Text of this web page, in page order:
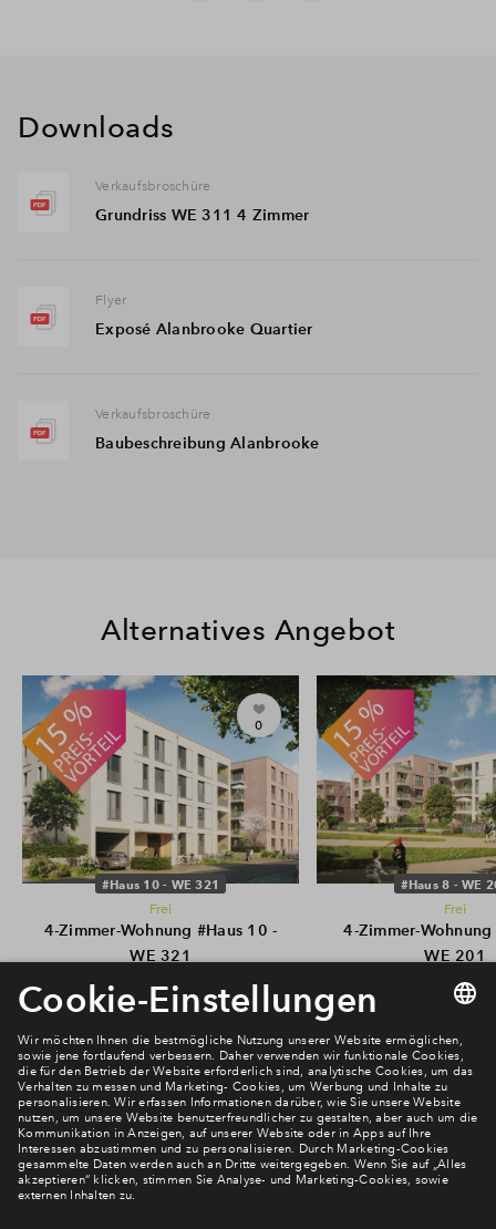
Downloads
Verkaufsbroschüre
Grundriss WE 311 4 Zimmer
Flyer
Exposé Alanbrooke Quartier
Verkaufsbroschüre
Baubeschreibung Alanbrooke
Alternatives Angebot
0
#Haus 10 - WE 321
Frei
4-Zimmer-Wohnung #Haus 10 -
WE 321
Alanbrooke
#Haus 8 - WE
Frei
4-Zimmer-Wohnung
WE 201
€ 553.000